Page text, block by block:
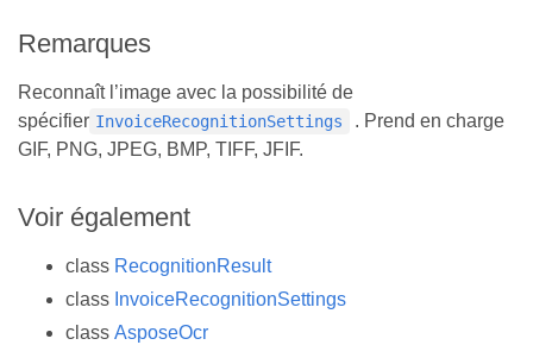
Remarques
Reconnaît l’image avec la possibilité de
spécifier InvoiceRecognitionSettings
. Prend en charge
GIF, PNG, JPEG, BMP, TIFF, JFIF.
Voir également
class RecognitionResult
class InvoiceRecognitionSettings
class AsposeOcr